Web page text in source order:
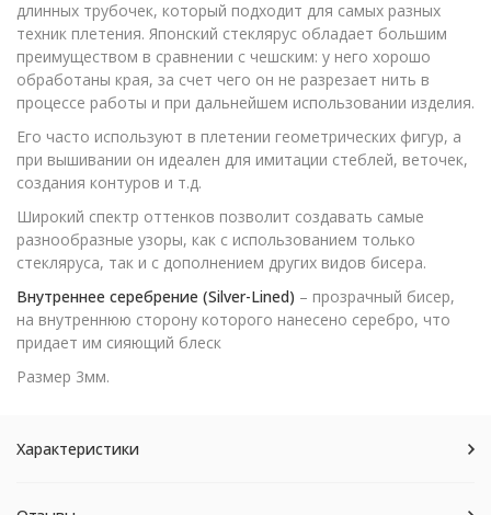
длинных трубочек, который подходит для самых разных
техник плетения. Японский стеклярус обладает большим
преимуществом в сравнении с чешским: у него хорошо
обработаны края, за счет чего он не разрезает нить в
процессе работы и при дальнейшем использовании изделия.
Его часто используют в плетении геометрических фигур, а
при вышивании он идеален для имитации стеблей, веточек,
создания контуров и т.д.
Широкий спектр оттенков позволит создавать самые
разнообразные узоры, как с использованием только
стекляруса, так и с дополнением других видов бисера.
Внутреннее серебрение (Silver-Lined) – прозрачный бисер,
на внутреннюю сторону которого нанесено серебро, что
придает им сияющий блеск
Размер 3мм.
Характеристики